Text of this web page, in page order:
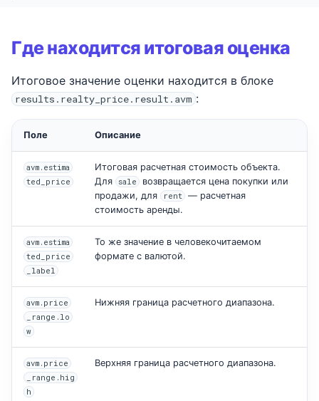
Где находится итоговая оценка
Итоговое значение оценки находится в блоке
results.realty_price.result.avm :
Поле Описание
avm.estima
ted_price
Итоговая расчетная стоимость объекта.
Для
sale
возвращается цена покупки или
продажи, для
rent — расчетная
стоимость аренды.
avm.estima
ted_price
_label
То же значение в человекочитаемом
формате с валютой.
avm.price
_range.lo
w
Нижняя граница расчетного диапазона.
avm.price
_range.hig
h
Верхняя граница расчетного диапазона.